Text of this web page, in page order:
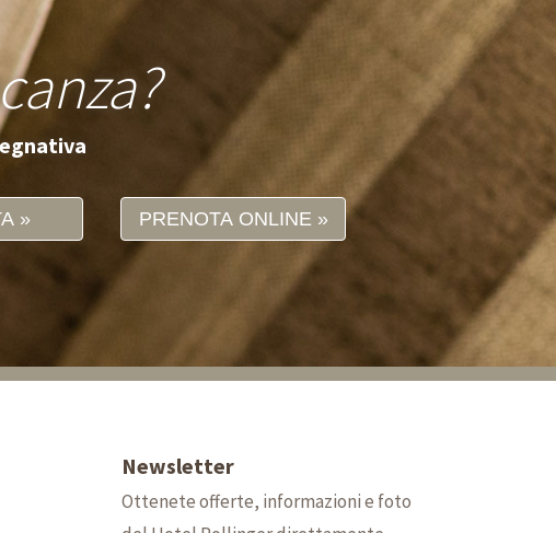
PRENOTA ONLINE
Newsletter
Ottenete offerte, informazioni e foto